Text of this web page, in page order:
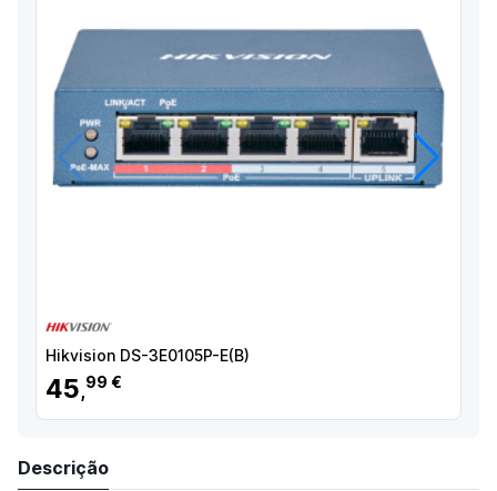
Anterior Próximo
Hikvision DS-3E0105P-E(B)
45,99 €
Descrição